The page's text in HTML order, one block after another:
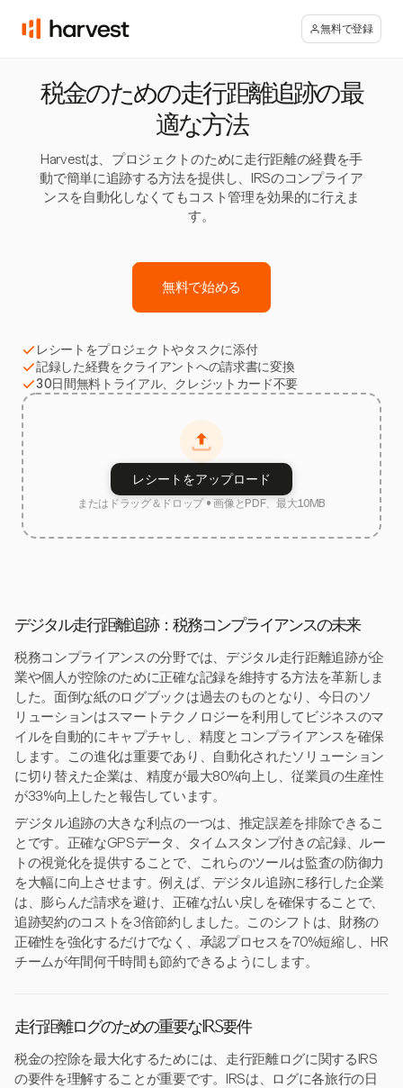
無料で登録
税金のための走行距離追跡の最
適な方法
Harvestは、プロジェクトのために走行距離の経費を手
動で簡単に追跡する方法を提供し、IRSのコンプライア
ンスを自動化しなくてもコスト管理を効果的に行えま
す。
無料で始める
レシートをプロジェクトやタスクに添付
記録した経費をクライアントへの請求書に変換
30日間無料トライアル、クレジットカード不要
レシートをアップロード
またはドラッグ＆ドロップ • 画像とPDF、最大10MB
デジタル走行距離追跡：税務コンプライアンスの未来
税務コンプライアンスの分野では、デジタル走行距離追跡が企
業や個人が控除のために正確な記録を維持する方法を革新しま
した。面倒な紙のログブックは過去のものとなり、今日のソ
リューションはスマートテクノロジーを利用してビジネスのマ
イルを自動的にキャプチャし、精度とコンプライアンスを確保
します。この進化は重要であり、自動化されたソリューション
に切り替えた企業は、精度が最大80%向上し、従業員の生産性
が33%向上したと報告しています。
デジタル追跡の大きな利点の一つは、推定誤差を排除できるこ
とです。正確なGPSデータ、タイムスタンプ付きの記録、ルー
トの視覚化を提供することで、これらのツールは監査の防御力
を大幅に向上させます。例えば、デジタル追跡に移行した企業
は、膨らんだ請求を避け、正確な払い戻しを確保することで、
追跡契約のコストを3倍節約しました。このシフトは、財務の
正確性を強化するだけでなく、承認プロセスを70%短縮し、HR
チームが年間何千時間も節約できるようにします。
走行距離ログのための重要なIRS要件
税金の控除を最大化するためには、走行距離ログに関するIRS
の要件を理解することが重要です。IRSは、ログに各旅行の日